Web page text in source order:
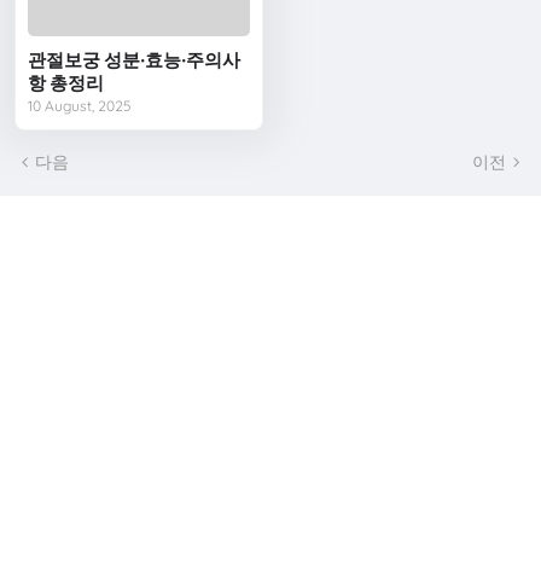
관절보궁 성분·효능·주의사
항 총정리
10 August, 2025
다음 이전